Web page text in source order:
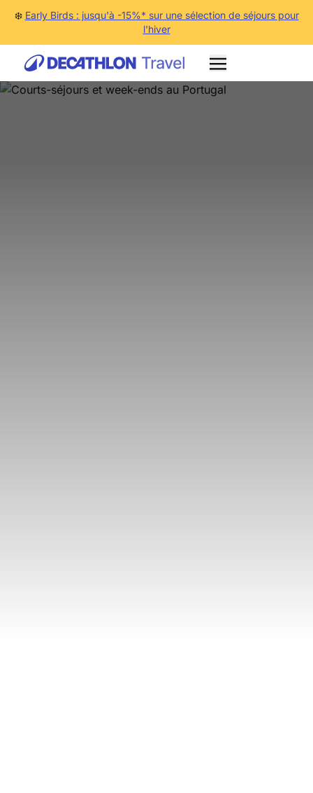
❄️ Early Birds : jusqu'à -15%* sur une sélection de séjours pour
l'hiver